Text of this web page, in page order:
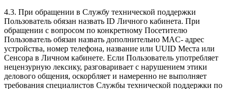
4.3. При обращении в Службу технической поддержки
Пользователь обязан назвать ID Личного кабинета. При
обращении с вопросом по конкретному Посетителю
Пользователь обязан назвать дополнительно MAC- адрес
устройства, номер телефона, название или UUID Места или
Сенсора в Личном кабинете. Если Пользователь употребляет
нецензурную лексику, разговаривает с нарушением этики
делового общения, оскорбляет и намеренно не выполняет
требования специалистов Службы технической поддержки по